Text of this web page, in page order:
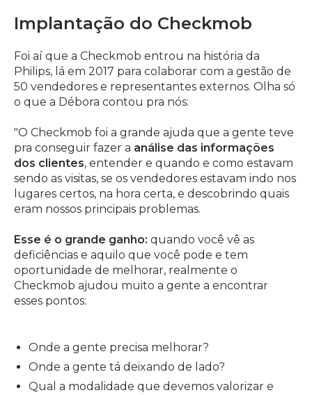
Implantação do Checkmob
Foi aí que a Checkmob entrou na história da
Philips, lá em 2017 para colaborar com a gestão de
50 vendedores e representantes externos. Olha só
o que a Débora contou pra nós:
"O Checkmob foi a grande ajuda que a gente teve
pra conseguir fazer a análise das informações
dos clientes, entender e quando e como estavam
sendo as visitas, se os vendedores estavam indo nos
lugares certos, na hora certa, e descobrindo quais
eram nossos principais problemas.
Esse é o grande ganho: quando você vê as
deficiências e aquilo que você pode e tem
oportunidade de melhorar, realmente o
Checkmob ajudou muito a gente a encontrar
esses pontos:
Onde a gente precisa melhorar?
Onde a gente tá deixando de lado?
Qual a modalidade que devemos valorizar e